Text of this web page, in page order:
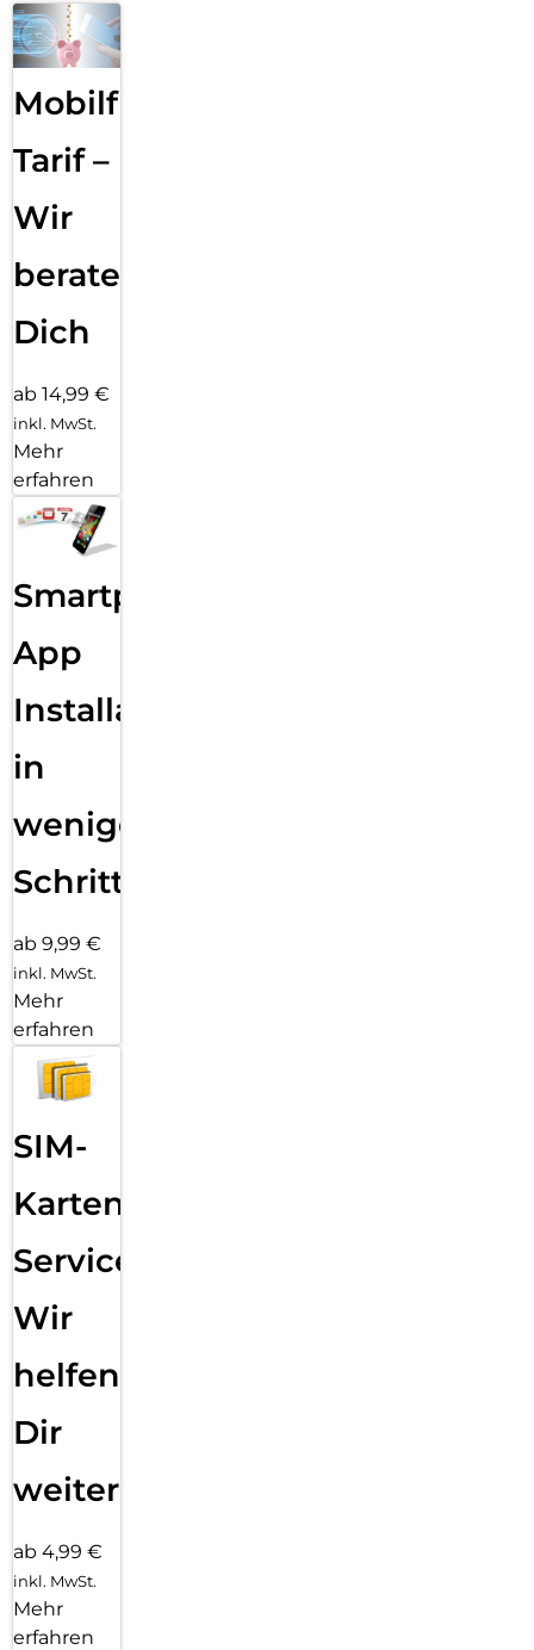
Mobilfunk
Tarif –
Wir
beraten
Dich
ab 14,99 €
inkl. MwSt.
Mehr
erfahren
Smartphone
App
Installation
in
wenigen
Schritten
ab 9,99 €
inkl. MwSt.
Mehr
erfahren
SIM-
Karten
Service:
Wir
helfen
Dir
weiter
ab 4,99 €
inkl. MwSt.
Mehr
erfahren